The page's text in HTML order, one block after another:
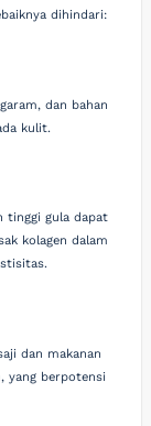
dihindari:
dan bahan
kulit.
tinggi gula dapat
kolagen dalam
dan makanan
yang berpotensi